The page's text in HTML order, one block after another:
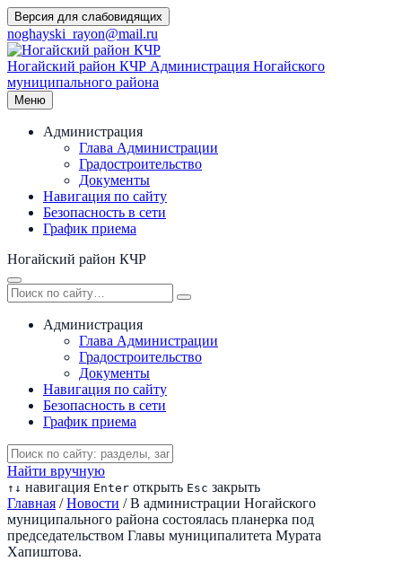
Перейти
к
содержимому
Версия для слабовидящих
noghayski_rayon@mail.ru
Ногайский район КЧР Администрация Ногайского
муниципального района
Меню
Администрация
Глава Администрации
Градостроительство
Документы
Навигация по сайту
Безопасность в сети
График приема
Ногайский район КЧР
Администрация
Глава Администрации
Градостроительство
Документы
Навигация по сайту
Безопасность в сети
График приема
Найти вручную
↑ ↓ навигация Enter открыть Esc закрыть
Главная / Новости / В администрации Ногайского
муниципального района состоялась планерка под
председательством Главы муниципалитета Мурата
Хапиштова.